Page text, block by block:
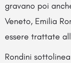
gravano poi
Veneto, Emilia
essere trattate
Rondini